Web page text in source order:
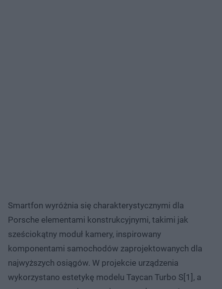
Smartfon wyróżnia się charakterystycznymi dla
Porsche elementami konstrukcyjnymi, takimi jak
sześciokątny moduł kamery, inspirowany
komponentami samochodów zaprojektowanych dla
najwyższych osiągów. W projekcie urządzenia
wykorzystano estetykę modelu Taycan Turbo S[1], a